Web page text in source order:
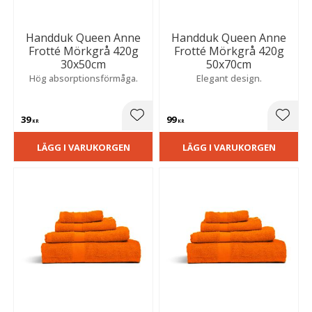
Handduk Queen Anne
Frotté Mörkgrå 420g
30x50cm
Hög absorptionsförmåga.
39KR Lägg till i favoriter
LÄGG I VARUKORGEN
Handduk Queen Anne
Frotté Mörkgrå 420g
50x70cm
Elegant design.
99KR
LÄGG I VARUKORGEN